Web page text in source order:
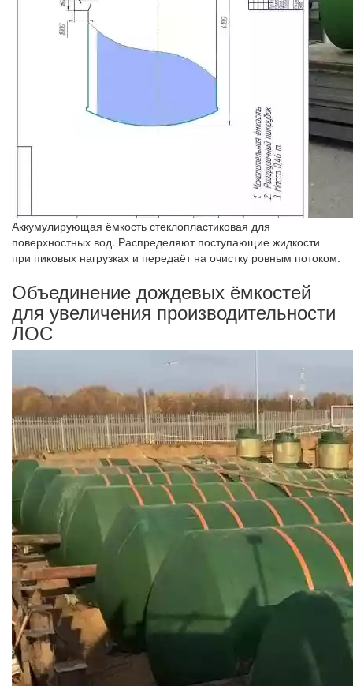
Аккумулирующая ёмкость стеклопластиковая для
поверхностных вод. Распределяют поступающие жидкости
при пиковых нагрузках и передаёт на очистку ровным потоком.
Объединение дождевых ёмкостей
для увеличения производительности
ЛОС